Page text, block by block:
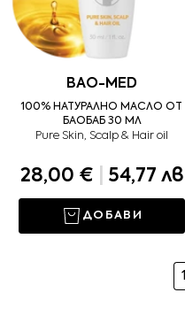
BAO-MED
100% НАТУРАЛНО МАСЛО ОТ
БАОБАБ 30 МЛ
Pure Skin, Scalp & Hair oil
28,00 € 54,77 лв
ДОБАВИ
1